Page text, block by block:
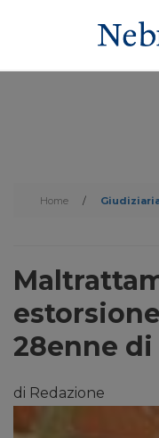
Home /
28enne di
di Redazione